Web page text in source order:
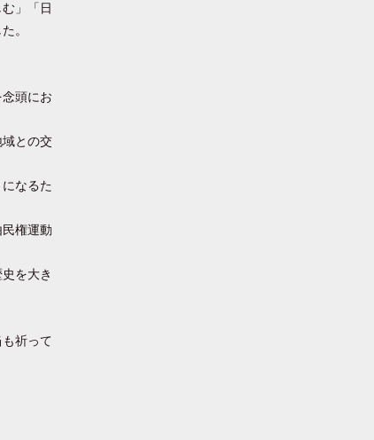
」「日
。
頭にお
との交
なるた
権運動
を大き
祈って